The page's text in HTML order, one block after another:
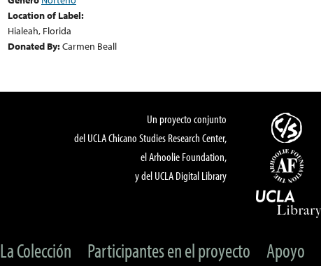
Location of Label:
Hialeah, Florida
Donated By:Carmen Beall
Un proyecto conjunto
del UCLA Chicano Studies Research Center,
el Arhoolie Foundation,
y del UCLA Digital Library
La Colección Participantes en el proyecto Apoyo